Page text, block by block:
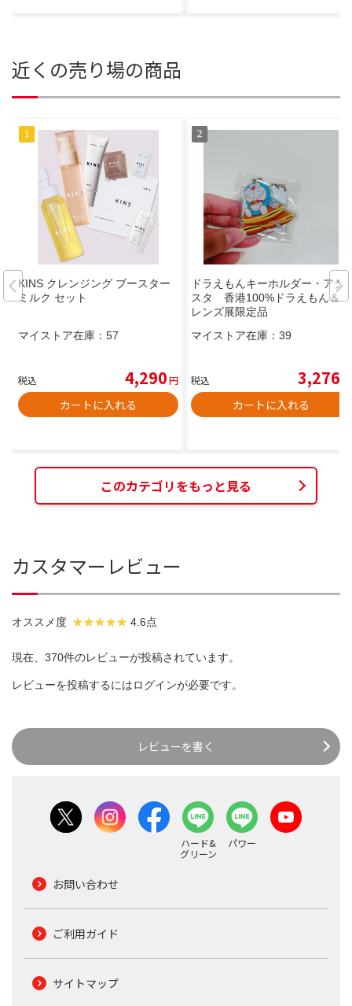
近くの売り場の商品
KINS クレンジング ブースター
ミルク セット
マイストア在庫： 57
税込 4,290円
カートに入れる
ドラえもんキーホルダー・アク
スタ 香港100%ドラえもん＆フ
レンズ展限定品
マイストア在庫： 39
税込 3,276
カートに入れる
このカテゴリをもっと見る
カスタマーレビュー
オススメ度 4.6点
現在、370件のレビューが投稿されています。
レビューを投稿するにはログインが必要です。
レビューを書く
ハード&
グリーン
パワー
お問い合わせ
ご利用ガイド
サイトマップ